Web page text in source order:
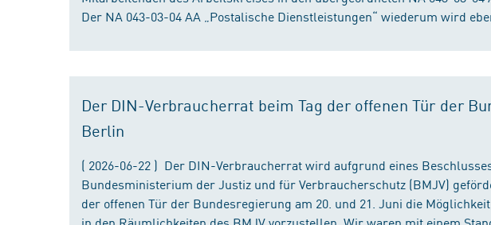
Der NA 043-03-04 AA „Postalische Dienstleistungen“ wiederum wird
Der DIN-Verbraucherrat beim Tag der offenen Tür der
Berlin
( 2026-06-22 ) Der DIN-Verbraucherrat wird aufgrund eines
Bundesministerium der Justiz und für Verbraucherschutz (BMJV)
der offenen Tür der Bundesregierung am 20. und 21. Juni die